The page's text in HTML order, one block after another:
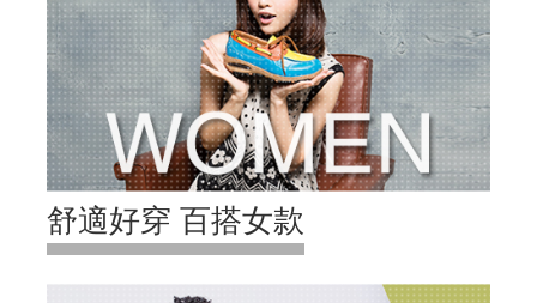
舒適好穿 百搭女款